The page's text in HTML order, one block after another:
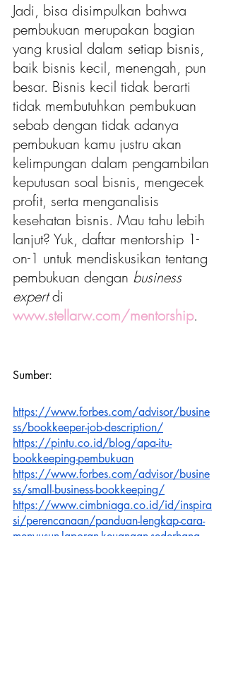
Jadi, bisa disimpulkan bahwa
pembukuan merupakan bagian
yang krusial dalam setiap bisnis,
baik bisnis kecil, menengah, pun
besar. Bisnis kecil tidak berarti
tidak membutuhkan pembukuan
sebab dengan tidak adanya
pembukuan kamu justru akan
kelimpungan dalam pengambilan
keputusan soal bisnis, mengecek
profit, serta menganalisis
kesehatan bisnis. Mau tahu lebih
lanjut? Yuk, daftar mentorship 1-
on-1 untuk mendiskusikan tentang
pembukuan dengan business
expert di
www.stellarw.com/mentorship.
Sumber:
https://www.forbes.com/advisor/busine
ss/bookkeeper-job-description/
https://pintu.co.id/blog/apa-itu-
bookkeeping-pembukuan
https://www.forbes.com/advisor/busine
ss/small-business-bookkeeping/
https://www.cimbniaga.co.id/id/inspira
si/perencanaan/panduan-lengkap-cara-
menyusun-laporan-keuangan-sederhana